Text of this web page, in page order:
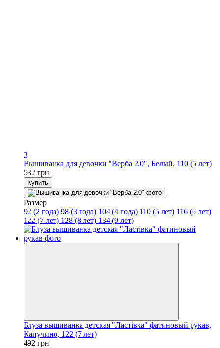
3
Вышиванка для девочки "Верба 2.0", Белый, 110 (5 лет)
532 грн
Купить
Размер
92 (2 года) 98 (3 года) 104 (4 года) 110 (5 лет) 116 (6 лет)
122 (7 лет) 128 (8 лет) 134 (9 лет)
Блуза вышиванка детская "Ластівка" фатиновый рукав,
Капучино, 122 (7 лет)
492 грн